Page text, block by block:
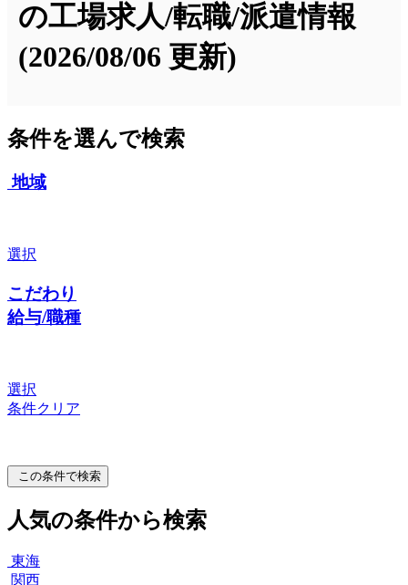
の工場求人/転職/派遣情報
(2026/08/06 更新)
条件を選んで検索
地域
選択
こだわり
給与/職種
選択
条件クリア
この条件で検索
人気の条件から検索
東海
関西